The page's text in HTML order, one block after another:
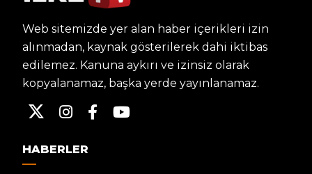
Web sitemizde yer alan haber içerikleri izin
alınmadan, kaynak gösterilerek dahi iktibas
edilemez. Kanuna aykırı ve izinsiz olarak
kopyalanamaz, başka yerde yayınlanamaz.
HABERLER